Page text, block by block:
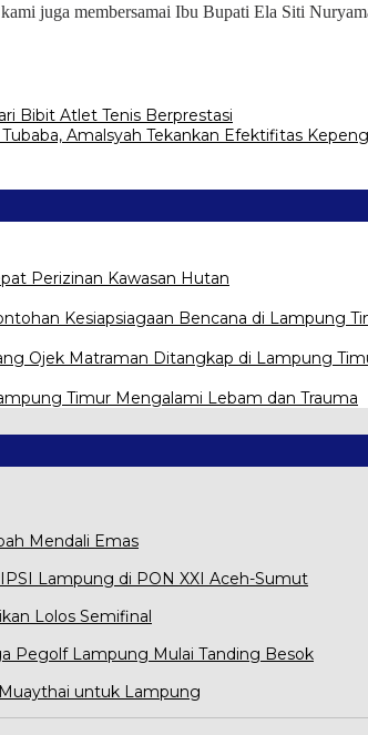
juga membersamai Ibu Bupati Ela Siti
Bibit Atlet Tenis Berprestasi
Amalsyah Tekankan Efektifitas
Perizinan Kawasan Hutan
Kesiapsiagaan Bencana di Lampung
Ojek Matraman Ditangkap di Lampung
Timur Mengalami Lebam dan Trauma
Mendali Emas
IPSI Lampung di PON XXI Aceh-Sumut
Lolos Semifinal
Pegolf Lampung Mulai Tanding Besok
untuk Lampung